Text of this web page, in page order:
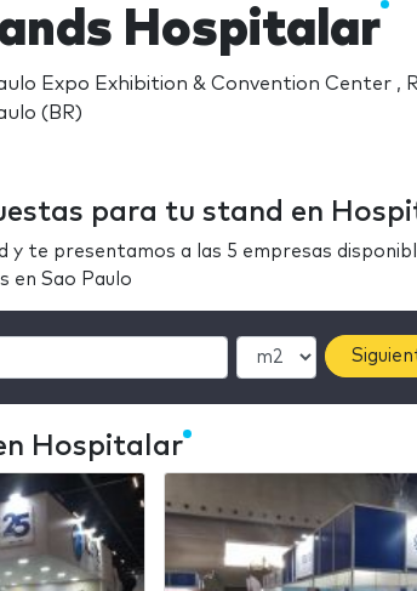
Hospitalar
Expo Exhibition & Convention Center ,
(BR)
para tu stand en
y te presentamos a las 5 empresas
en Sao Paulo
Hospitalar